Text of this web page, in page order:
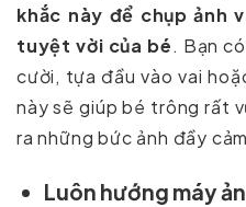
khắc này để chụp ảnh
tuyệt vời của bé. Bạn
cười, tựa đầu vào vai
này sẽ giúp bé trông rất
ra những bức ảnh đầy
Luôn hướng máy